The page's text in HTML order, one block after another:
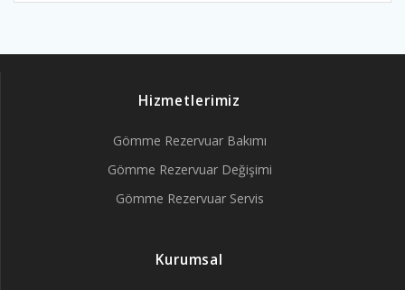
Hizmetlerimiz
Gömme Rezervuar Bakımı
Gömme Rezervuar Değişimi
Gömme Rezervuar Servis
Kurumsal